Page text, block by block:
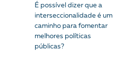
É possível dizer que a
interseccionalidade é um
caminho para fomentar
melhores políticas
públicas?